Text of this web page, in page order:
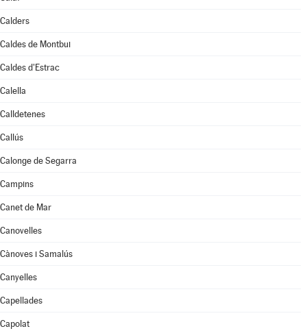
Calders
Caldes de Montbui
Caldes d'Estrac
Calella
Calldetenes
Callús
Calonge de Segarra
Campins
Canet de Mar
Canovelles
Cànoves i Samalús
Canyelles
Capellades
Capolat